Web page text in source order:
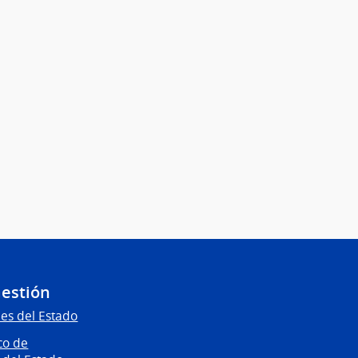
del Estado
de